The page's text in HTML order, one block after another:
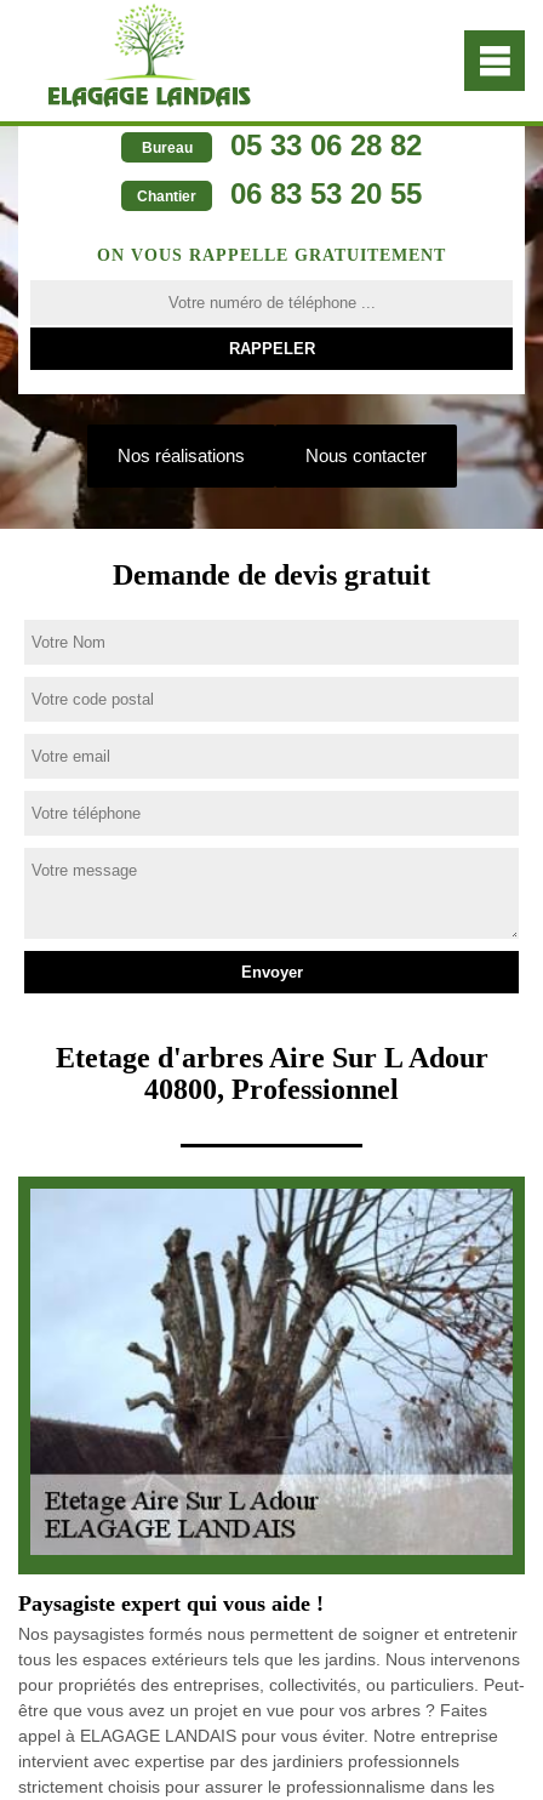
Bureau 05 33 06 28 82
Chantier 06 83 53 20 55
ON VOUS RAPPELLE GRATUITEMENT
Nos réalisations Nous contacter
Demande de devis gratuit
Etetage d'arbres Aire Sur L Adour
40800, Professionnel
Paysagiste expert qui vous aide !
Nos paysagistes formés nous permettent de soigner et entretenir
tous les espaces extérieurs tels que les jardins. Nous intervenons
pour propriétés des entreprises, collectivités, ou particuliers. Peut-
être que vous avez un projet en vue pour vos arbres ? Faites
appel à ELAGAGE LANDAIS pour vous éviter. Notre entreprise
intervient avec expertise par des jardiniers professionnels
strictement choisis pour assurer le professionnalisme dans les